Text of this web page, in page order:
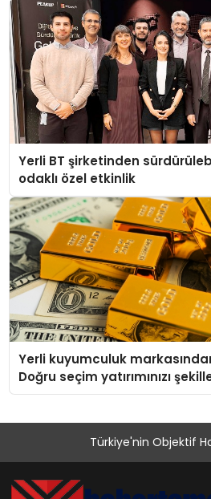
Yerli BT şirketinden
odaklı özel etkinlik
Yerli kuyumculuk
Doğru seçim yatırımınızı
Türkiye'nin Objektif